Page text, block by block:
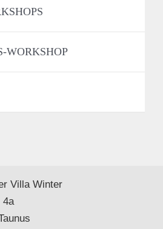
WORKSHOP
Villa Winter
4a